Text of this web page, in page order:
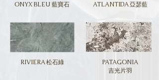
ONYX BLEU 藍寶石 ATLANTIDA 亞瑟藍
RIVIERA 松石綠
PATAGONIA
吉光片羽